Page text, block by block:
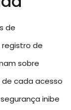
de
de
sobre
cada acesso
inibe